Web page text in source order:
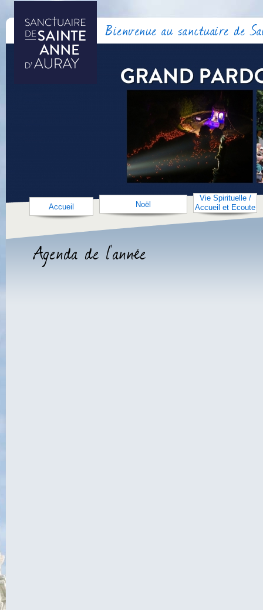
Bienvenue au sanctuaire de
Accueil Noël
Vie Spirituelle /
Accueil et Ecoute
Agenda de l'année